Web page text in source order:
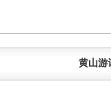
黄山游